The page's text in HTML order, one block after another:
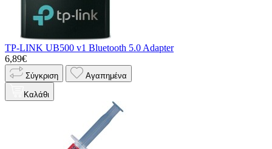
TP-LINK UB500 v1 Bluetooth 5.0 Adapter
6,89€
Σύγκριση Αγαπημένα
Καλάθι